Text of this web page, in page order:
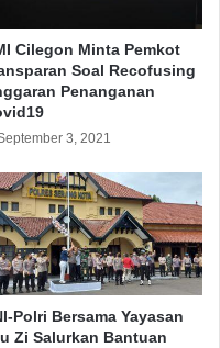
Cilegon Minta Pemkot
Soal Recofusing
Penanganan
3, 2021
Polri Bersama Yayasan
Zi Salurkan Bantuan